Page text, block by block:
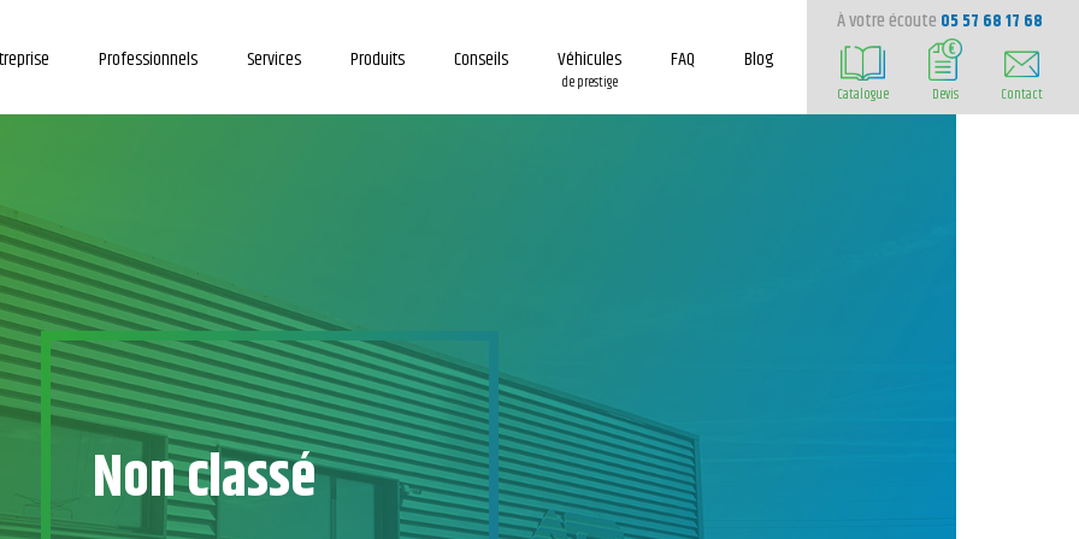
Professionnels Services Produits Conseils Véhicules
de prestige
FAQ Blog
À votre écoute 05 57 68 17 68
Catalogue Devis Contact
Non classé